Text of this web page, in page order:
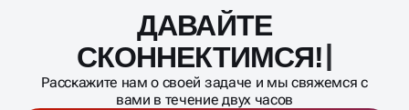
Масштабирование
процесса
ДАВАЙТЕ
СКОННЕКТИМСЯ
Расскажите нам о своей задаче и мы свяжемся с
вами в течение двух часов